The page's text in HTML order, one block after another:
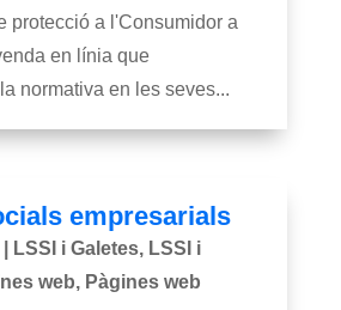
protecció a l'Consumidor a
en línia que
normativa en les seves...
empresarials
LSSI i Galetes, LSSI i
web, Pàgines web